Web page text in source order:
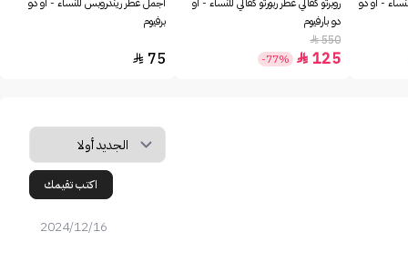
دو بارفيوم
550

125

-77%
برفيوم
75

اكتب تقيمك
2024/12/16